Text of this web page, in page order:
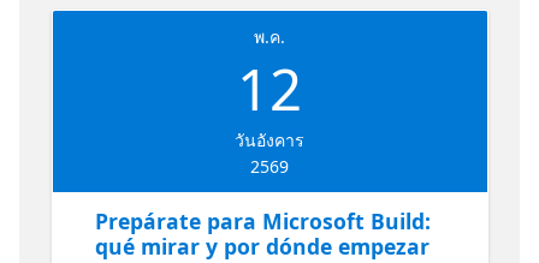
พ.ค.
12
วันอังคาร
2569
Prepárate para Microsoft Build:
qué mirar y por dónde empezar